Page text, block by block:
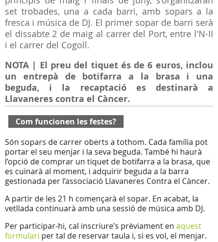
set trobades, una a cada barri, amb sopars a la
fresca i música de DJ. El primer sopar de barri serà
el dissabte 2 de maig al carrer del Port, entre l'N-II
i el carrer del Cogoll.
NOTA | El preu del tiquet és de 6 euros, inclou
un entrepà de botifarra a la brasa i una
beguda, i la recaptació es destinarà a
Llavaneres contra el Càncer.
Com funcionen les festes?
Són sopars de carrer oberts a tothom. Cada família pot
portar el seu menjar i la seva beguda. També hi haurà
l’opció de comprar un tiquet de botifarra a la brasa, que
es cuinarà al moment, i adquirir beguda a la barra
gestionada per l’associació Llavaneres Contra el Càncer.
A partir de les 21 h començarà el sopar. En acabat, la
vetllada continuarà amb una sessió de música amb DJ.
Per participar-hi, cal inscriure’s prèviament en aquest
formulari per tal de reservar taula i, si es vol, el menjar.